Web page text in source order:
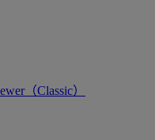
（Classic）